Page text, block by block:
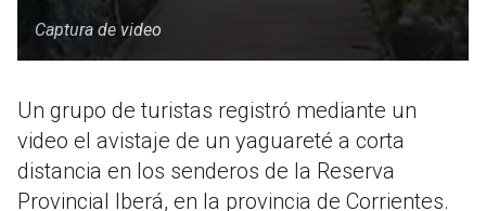
Captura de video
Un grupo de turistas registró mediante un
video el avistaje de un yaguareté a corta
distancia en los senderos de la Reserva
Provincial Iberá, en la provincia de Corrientes.